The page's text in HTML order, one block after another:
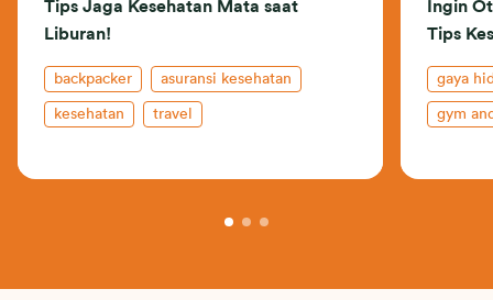
Tips Jaga Kesehatan Mata saat
Liburan!
backpacker asuransi kesehatan
kesehatan travel
Ingin
Tips
gaya
gym